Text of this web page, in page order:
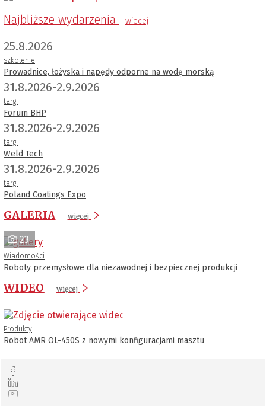
Najbliższe wydarzenia wiecej
25.8.2026
szkolenie
Prowadnice, łożyska i napędy odporne na wodę morską
31.8.2026-2.9.2026
targi
Forum BHP
31.8.2026-2.9.2026
targi
Weld Tech
31.8.2026-2.9.2026
targi
Poland Coatings Expo
GALERIA więcej
23
Wiadomości
Roboty przemysłowe dla niezawodnej i bezpiecznej produkcji
WIDEO więcej
Produkty
Robot AMR OL-450S z nowymi konfiguracjami masztu